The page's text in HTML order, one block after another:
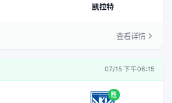
凯拉特
查看详情
07/15 下午06:15
胜